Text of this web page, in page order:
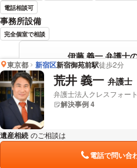
電話相談可
事務所設備
完全個室で相談
伊藤 義一 弁護士
東京都 新宿区新宿御苑前駅徒歩2分
荒井 義一 弁護士
弁護士法人クレスフォー
解決事例 4
遺産相続 のご相談は
電話で問い合